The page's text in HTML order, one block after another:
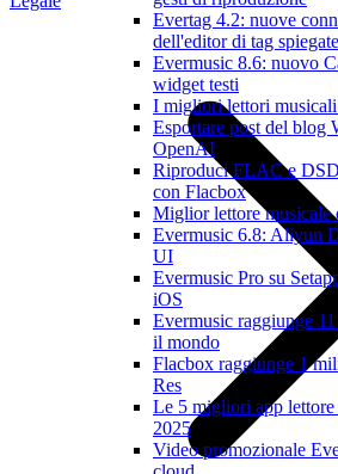
Evertag 4.2: nuove
dell'editor di tag spiegate
Evermusic 8.6: nuovo
widget testi
I migliori lettori
Esportare post del
OpenAI
Riproduci FLAC e
con Flacbox
Miglior lettore musicale
Evermusic 6.8: Aliyun
UI
Evermusic Pro su
iOS
Evermusic raggiunge
il mondo
Flacbox raggiunge 1
Res
Le 5 migliori app lettore
2025
Video promozionale